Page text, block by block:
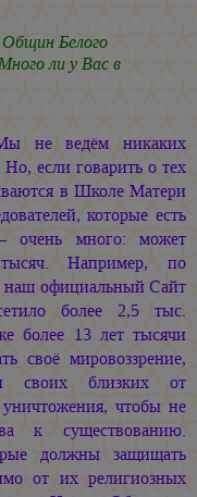
Белого
ли у Вас в
не ведём никаких
если говарить о тех
в Школе Матери
которые есть
очень много: может
Например, по
наш официальный Сайт
более 2,5 тыс.
более 13 лет тысячи
своё мировоззрение,
своих близких от
чтобы не
к существованию.
должны защищать
от их религиозных